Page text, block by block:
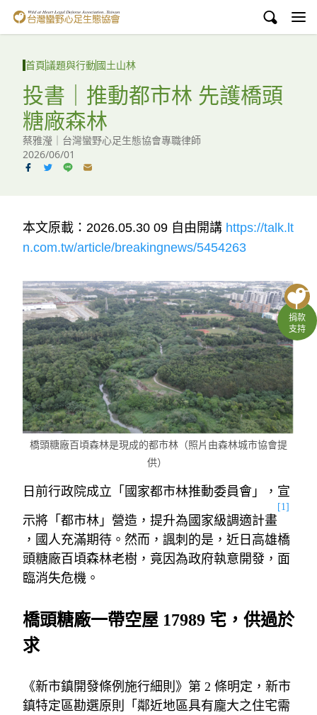
台灣蠻野心足生態協會
議題與行動
環境教育
白海豚媽祖宮
English
臉書
YouTube
捐款
支持
首頁議題與行動國土山林
投書｜推動都市林 先護橋頭
糖廠森林
蔡雅瀅｜台灣蠻野心足生態協會專職律師
2026/06/01
本文原載： 2026.05.30 09 自由開講 https://talk.lt
n.com.tw/article/breakingnews/5454263
橋頭糖廠百頃森林是現成的都市林（照片由森林城市協會提
供）
日前行政院成立「國家都市林推動委員會」，宣
示將「都市林」營造，提升為國家級調適計畫
[1]
，國人充滿期待。然而，諷刺的是，近日高雄橋
頭糖廠百頃森林老樹，竟因為政府執意開發，面
臨消失危機。
橋頭糖廠一帶空屋 17989 宅，供過於
求
《新市鎮開發條例施行細則》第 2 條明定，新市
鎮特定區勘選原則「鄰近地區具有龐大之住宅需